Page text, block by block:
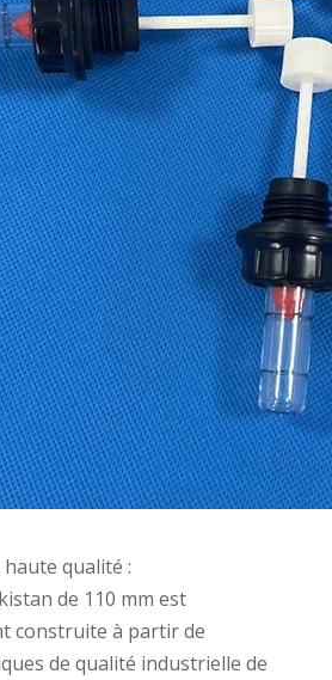
qualité :
de 110 mm est
construite à partir de
de qualité industrielle de